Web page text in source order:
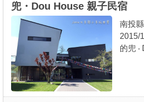
兜・Dou House 親子民宿
南投
2015/
的兜 ‧